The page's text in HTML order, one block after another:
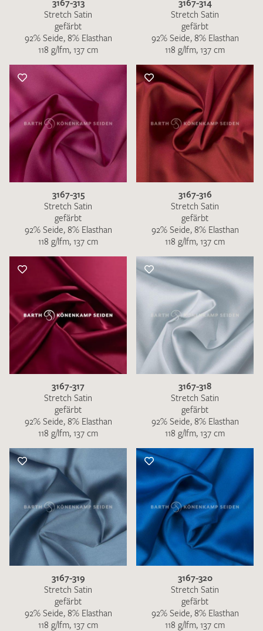
3167-313
Stretch Satin
gefärbt
92% Seide, 8% Elasthan
118 g/lfm, 137 cm
3167-314
Stretch Satin
gefärbt
92% Seide, 8% Elasthan
118 g/lfm, 137 cm
3167-315
Stretch Satin
gefärbt
92% Seide, 8% Elasthan
118 g/lfm, 137 cm
3167-316
Stretch Satin
gefärbt
92% Seide, 8% Elasthan
118 g/lfm, 137 cm
3167-317
Stretch Satin
gefärbt
92% Seide, 8% Elasthan
118 g/lfm, 137 cm
3167-318
Stretch Satin
gefärbt
92% Seide, 8% Elasthan
118 g/lfm, 137 cm
3167-319
Stretch Satin
gefärbt
92% Seide, 8% Elasthan
118 g/lfm, 137 cm
3167-320
Stretch Satin
gefärbt
92% Seide, 8% Elasthan
118 g/lfm, 137 cm